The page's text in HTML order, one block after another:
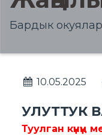
Бардык
10.05.2025
УЛУТТУК
Туулган күнүң